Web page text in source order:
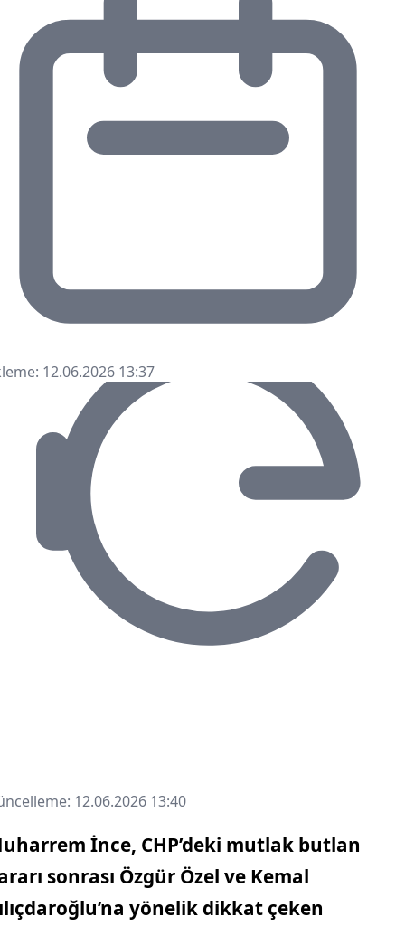
12.06.2026 13:37
12.06.2026 13:40
İnce, CHP’deki mutlak butlan
sonrası Özgür Özel ve Kemal
yönelik dikkat çeken